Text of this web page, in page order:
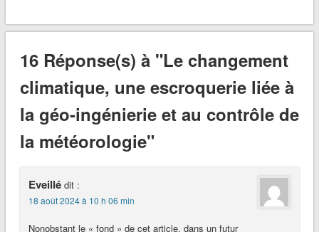
16 Réponse(s) à "Le changement
climatique, une escroquerie liée à
la géo-ingénierie et au contrôle de
la météorologie"
Eveillé dit :
18 août 2024 à 10 h 06 min
Nonobstant le « fond » de cet article, dans un futur